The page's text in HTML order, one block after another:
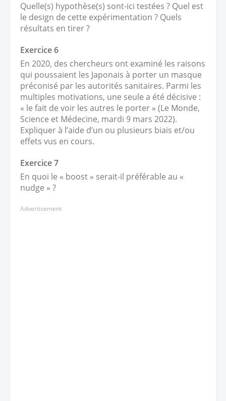
Quelle(s) hypothèse(s) sont-ici testées ? Quel est
le design de cette expérimentation ? Quels
résultats en tirer ?
Exercice 6
En 2020, des chercheurs ont examiné les raisons
qui poussaient les Japonais à porter un masque
préconisé par les autorités sanitaires. Parmi les
multiples motivations, une seule a été décisive :
« le fait de voir les autres le porter » (Le Monde,
Science et Médecine, mardi 9 mars 2022).
Expliquer à l’aide d’un ou plusieurs biais et/ou
effets vus en cours.
Exercice 7
En quoi le « boost » serait-il préférable au «
nudge » ?
Advertisement